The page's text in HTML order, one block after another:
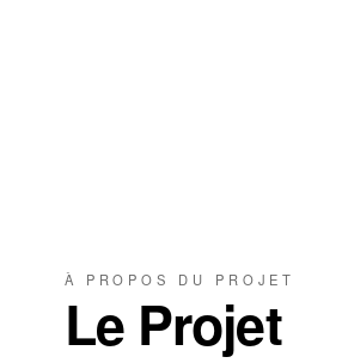
À PROPOS DU PROJET
Le Projet